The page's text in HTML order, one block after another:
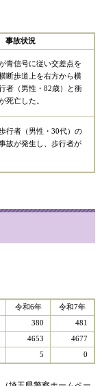
事故状況
青信号に従い交差点を
断歩道上を右方から横
者（男性・82歳）と衝
死亡した。
行者（男性・30代）の
故が発生し、歩行者が
令和6年 令和7年
380 481
4653 4677
5 0